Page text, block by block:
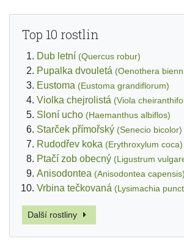
Top 10 rostlin
Dub letní (Quercus robur)
Pupalka dvouletá (Oenothera
Eustoma (Eustoma grandiflorum)
Violka chejrolistá (Viola
Sloní ucho (Haemanthus albiflos)
Starček přímořský (Senecio bicolor)
Rudodřev koka (Erythroxylum coca)
Ptačí zob obecný (Ligustrum
Anisodontea (Anisodontea capensis)
Vrbina tečkovaná (Lysimachia
Další rostliny